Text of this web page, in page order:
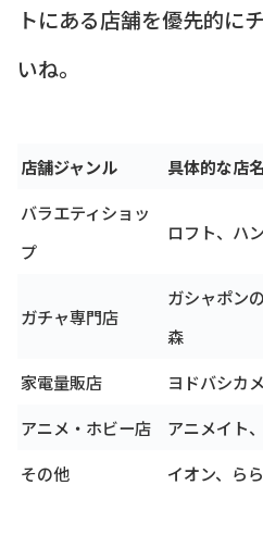
トにある店舗を優先的に
いね。
店舗ジャンル
具体的な店名
バラエティショッ
プ
ロフト、ハ
ガチャ専門店
ガシャポン
森
家電量販店
ヨドバシカ
アニメ・ホビー店
アニメイト
その他
イオン、ら